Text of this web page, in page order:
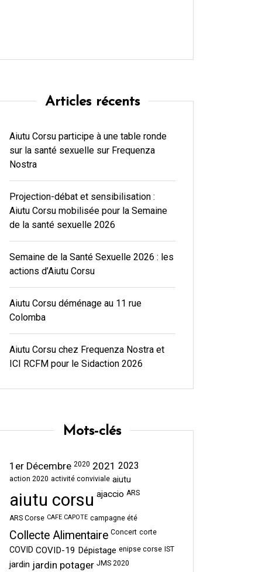
Articles récents
Aiutu Corsu participe à une table ronde
sur la santé sexuelle sur Frequenza
Nostra
Projection-débat et sensibilisation :
Aiutu Corsu mobilisée pour la Semaine
de la santé sexuelle 2026
Semaine de la Santé Sexuelle 2026 : les
actions d’Aiutu Corsu
Aiutu Corsu déménage au 11 rue
Colomba
Aiutu Corsu chez Frequenza Nostra et
ICI RCFM pour le Sidaction 2026
Mots-clés
1er Décembre 2020 2021 2023
action 2020 activité conviviale aiutu
aiutu corsu ajaccio ARS
ARS Corse CAFE CAPOTE campagne été
Collecte Alimentaire Concert corte
COVID COVID-19 Dépistage enipse corse IST
jardin jardin potager JMS 2020